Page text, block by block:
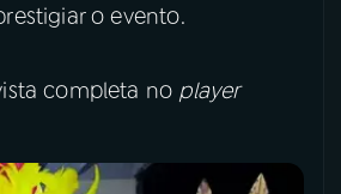
o evento.
completa no player